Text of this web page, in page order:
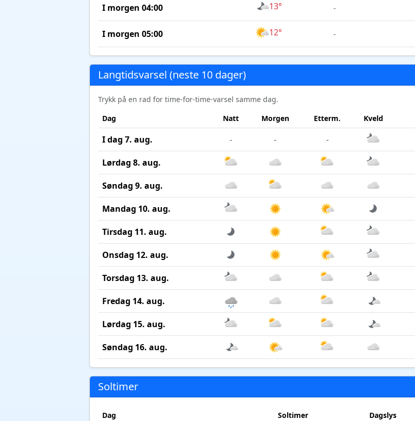
I morgen 04:00 13° -
I morgen 05:00 12° -
Langtidsvarsel (neste 10 dager)
Trykk på en rad for time-for-time-varsel samme dag.
Dag
Natt Morgen Etterm. Kveld
I dag 7. aug. - - -
Lørdag 8. aug.
Søndag 9. aug.
Mandag 10. aug.
Tirsdag 11. aug.
Onsdag 12. aug.
Torsdag 13. aug.
Fredag 14. aug.
Lørdag 15. aug.
Søndag 16. aug.
Soltimer
Dag Soltimer Dagslys